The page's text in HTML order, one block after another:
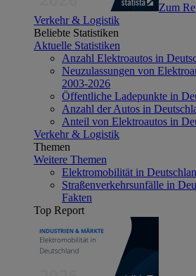
Zum
Verkehr & Logistik
Beliebte Statistiken
Aktuelle Statistiken
Anzahl Elektroautos in
Neuzulassungen von
2003-2026
Öffentliche Ladepunkte in
Anzahl der Autos in
Anteil von Elektroautos in
Verkehr & Logistik
Themen
Weitere Themen
Elektromobilität in
Straßenverkehrsunfälle in
Fakten
Top Report